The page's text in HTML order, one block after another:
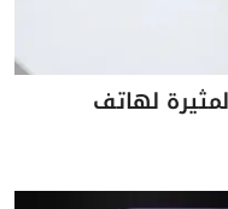
لهاتف